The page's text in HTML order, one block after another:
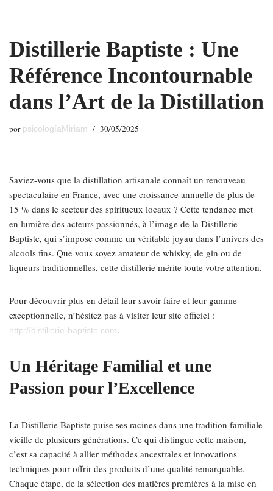
al
contenido
Distillerie Baptiste : Une
Référence Incontournable
dans l’Art de la Distillation
por psicologíaMiriam 30/05/2025
Saviez-vous que la distillation artisanale connaît un renouveau
spectaculaire en France, avec une croissance annuelle de plus de
15 % dans le secteur des spiritueux locaux ? Cette tendance met
en lumière des acteurs passionnés, à l’image de la Distillerie
Baptiste, qui s’impose comme un véritable joyau dans l’univers des
alcools fins. Que vous soyez amateur de whisky, de gin ou de
liqueurs traditionnelles, cette distillerie mérite toute votre attention.
Pour découvrir plus en détail leur savoir-faire et leur gamme
exceptionnelle, n’hésitez pas à visiter leur site officiel :
http://distillerie-baptiste.com.
Un Héritage Familial et une
Passion pour l’Excellence
La Distillerie Baptiste puise ses racines dans une tradition familiale
vieille de plusieurs générations. Ce qui distingue cette maison,
c’est sa capacité à allier méthodes ancestrales et innovations
techniques pour offrir des produits d’une qualité remarquable.
Chaque étape, de la sélection des matières premières à la mise en